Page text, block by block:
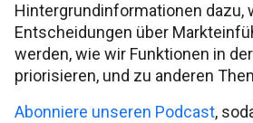
Hintergrundinformationen dazu,
Entscheidungen über
werden, wie wir Funktionen in
priorisieren, und zu anderen
Abonniere unseren Podcast,